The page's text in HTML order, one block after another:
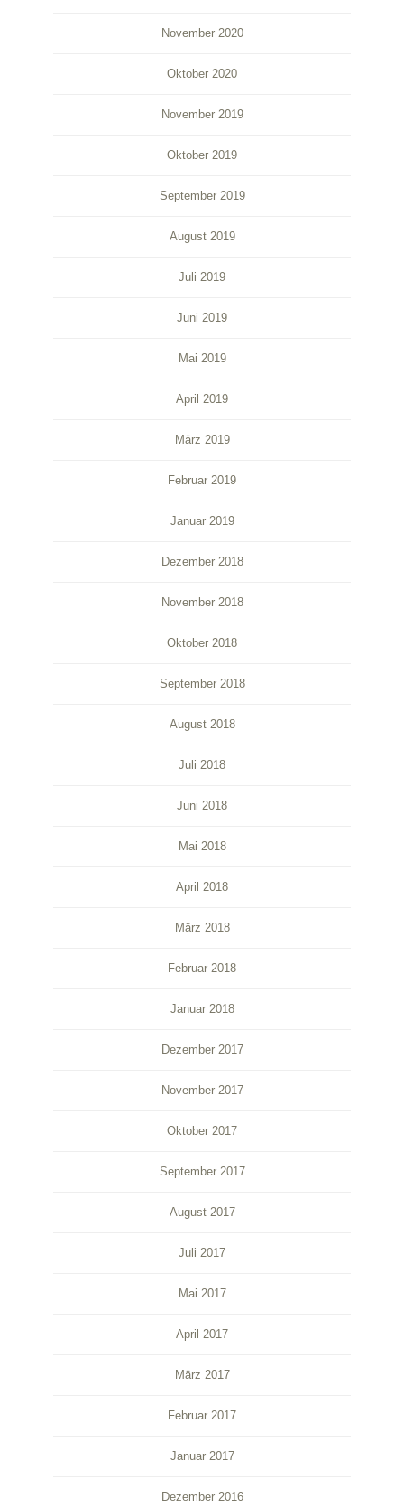
November 2020
Oktober 2020
November 2019
Oktober 2019
September 2019
August 2019
Juli 2019
Juni 2019
Mai 2019
April 2019
März 2019
Februar 2019
Januar 2019
Dezember 2018
November 2018
Oktober 2018
September 2018
August 2018
Juli 2018
Juni 2018
Mai 2018
April 2018
März 2018
Februar 2018
Januar 2018
Dezember 2017
November 2017
Oktober 2017
September 2017
August 2017
Juli 2017
Mai 2017
April 2017
März 2017
Februar 2017
Januar 2017
Dezember 2016